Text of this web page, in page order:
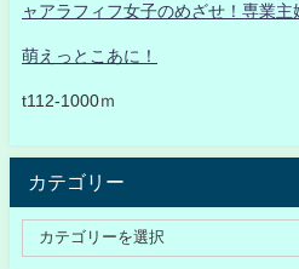
ャアラフィフ女子のめざせ！専業主
萌えっとこあに！
t112-1000ｍ
カテゴリー